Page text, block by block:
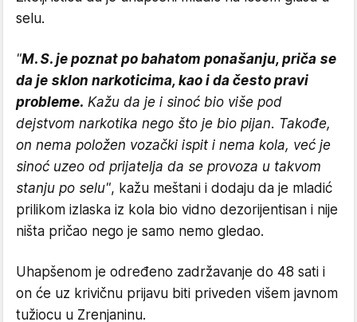
selu.
"M. S. je poznat po bahatom ponašanju, priča se
da je sklon narkoticima, kao i da često pravi
probleme. Kažu da je i sinoć bio više pod
dejstvom narkotika nego što je bio pijan. Takođe,
on nema položen vozački ispit i nema kola, već je
sinoć uzeo od prijatelja da se provoza u takvom
stanju po selu", kažu meštani i dodaju da je mladić
prilikom izlaska iz kola bio vidno dezorijentisan i nije
ništa pričao nego je samo nemo gledao.
Uhapšenom je određeno zadržavanje do 48 sati i
on će uz krivičnu prijavu biti priveden višem javnom
tužiocu u Zrenjaninu.